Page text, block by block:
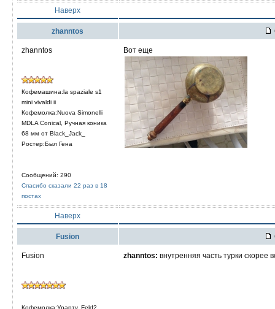
Наверх
zhanntos
zhanntos
Кофемашина:la spaziale s1
mini vivaldi ii
Кофемолка:Nuova Simonelli
MDLA Conical, Ручная коника
68 мм от Black_Jack_
Ростер:Был Гена
Сообщений: 290
Спасибо сказали 22 раз в 18
постах
Вот еще
Наверх
Fusion
Fusion
Кофемолка:Урарту, Feld2,
zhanntos: внутренняя часть турки